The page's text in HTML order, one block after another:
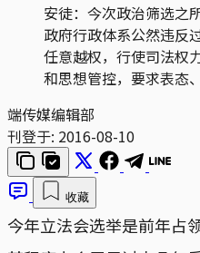
安徒：今次政治筛选之
政府行政体系公然违反
任意越权，行使司法权
和思想管控，要求表态
端传媒编辑部
刊登于: 2016-08-10
收藏
今年立法会选举是前年占